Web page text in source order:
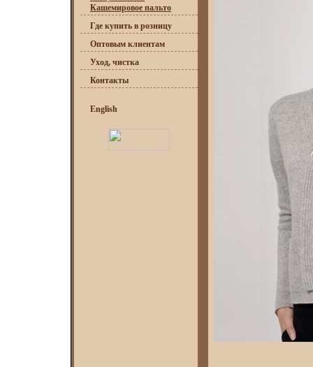
Кашемировое пальто
Где купить в розницу
Оптовым клиентам
Уход, чистка
Контакты
English